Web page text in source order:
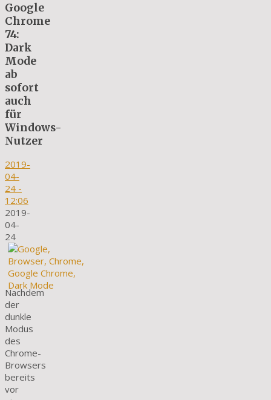
Google
Chrome
74:
Dark
Mode
ab
sofort
auch
für
Windows-
Nutzer
2019-
04-
24 -
12:06
2019-
04-
24
Nachdem
der
dunkle
Modus
des
Chrome-
Browsers
bereits
vor